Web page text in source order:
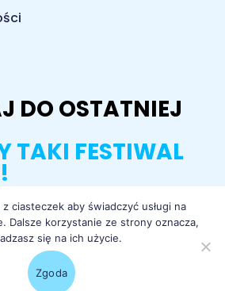
DO OSTATNIEJ
TAKI FESTIWAL
ciasteczek aby świadczyć usługi na
Dalsze korzystanie ze strony oznacza,
się na ich użycie.
Zgoda